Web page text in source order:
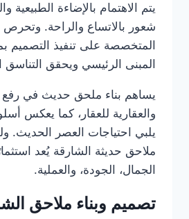
يتم الاهتمام بالإضاءة الطبيعية
شعور بالاتساع والراحة.
المتخصصة على تنفيذ التصميم
المبنى الرئيسي ويحقق التناسق
يساهم بناء ملحق حديث في رفع
والعقارية للعقار، كما يعكس
يلبي احتياجات العصر الحديث.
ملاحق حديثة الشارقة يُعد
الجمال، الجودة، والعملية.
تصميم وبناء ملاحق